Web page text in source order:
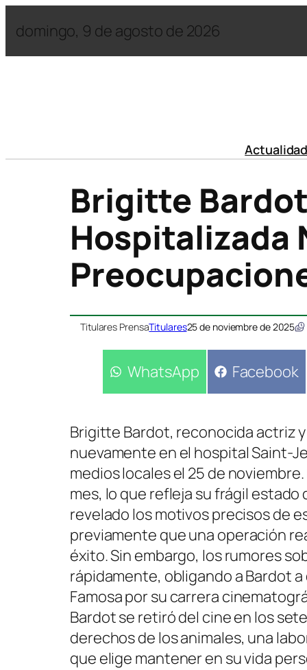
domingo, 9 de agosto de 2026
Actualidad
Brigitte
Hospitalizada
Titulares PrensaTitulares25 de noviembre de 2025
Compartir
WhatsApp Compartir
Facebook
Brigitte Bardot, reconocida actriz
nuevamente en el hospital Saint-
medios locales el 25 de
mes, lo que refleja su frágil estado
revelado los motivos precisos de
previamente que una operación
éxito. Sin embargo, los rumores
rápidamente, obligando a Bardot
Famosa por su carrera
Bardot se retiró del cine en los
derechos de los animales, una
que elige mantener en su vida